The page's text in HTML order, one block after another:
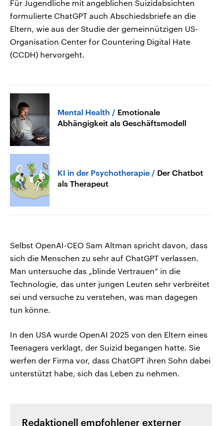
Für Jugendliche mit angeblichen Suizidabsichten
formulierte ChatGPT auch Abschiedsbriefe an die
Eltern, wie aus der Studie der gemeinnützigen US-
Organisation Center for Countering Digital Hate
(CCDH) hervorgeht.
Mental Health
Emotionale
Abhängigkeit als Geschäftsmodell
KI in der Psychotherapie
Der Chatbot
als Therapeut
Selbst OpenAI-CEO Sam Altman spricht davon, dass
sich die Menschen zu sehr auf ChatGPT verlassen.
Man untersuche das „blinde Vertrauen“ in die
Technologie, das unter jungen Leuten sehr verbreitet
sei und versuche zu verstehen, was man dagegen
tun könne.
In den USA wurde OpenAI 2025 von den Eltern eines
Teenagers verklagt, der Suizid begangen hatte. Sie
werfen der Firma vor, dass ChatGPT ihren Sohn dabei
unterstützt habe, sich das Leben zu nehmen.
Redaktionell empfohlener externer